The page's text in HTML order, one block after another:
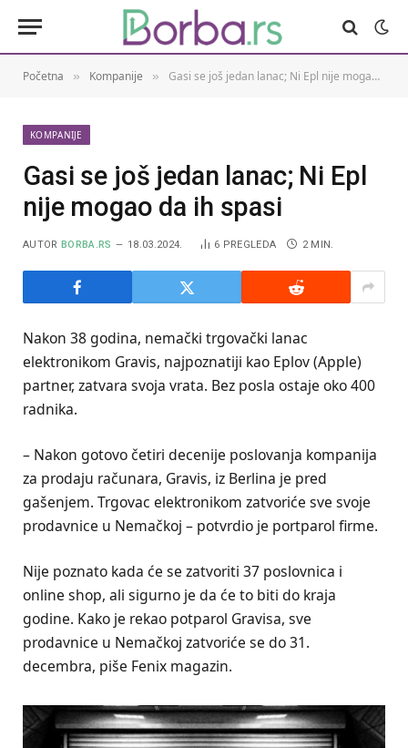
Početna » Kompanije » Gasi se još jedan lanac; Ni Epl nije mogao da ih spasi
KOMPANIJE
Gasi se još jedan lanac; Ni Epl
nije mogao da ih spasi
AUTOR BORBA.RS 18.03.2024. 6 PREGLEDA 2 MIN.
Nakon 38 godina, nemački trgovački lanac
elektronikom Gravis, najpoznatiji kao Eplov (Apple)
partner, zatvara svoja vrata. Bez posla ostaje oko 400
radnika.
– Nakon gotovo četiri decenije poslovanja kompanija
za prodaju računara, Gravis, iz Berlina je pred
gašenjem. Trgovac elektronikom zatvoriće sve svoje
prodavnice u Nemačkoj – potvrdio je portparol firme.
Nije poznato kada će se zatvoriti 37 poslovnica i
online shop, ali sigurno je da će to biti do kraja
godine. Kako je rekao potparol Gravisa, sve
prodavnice u Nemačkoj zatvoriće se do 31.
decembra, piše Fenix magazin.